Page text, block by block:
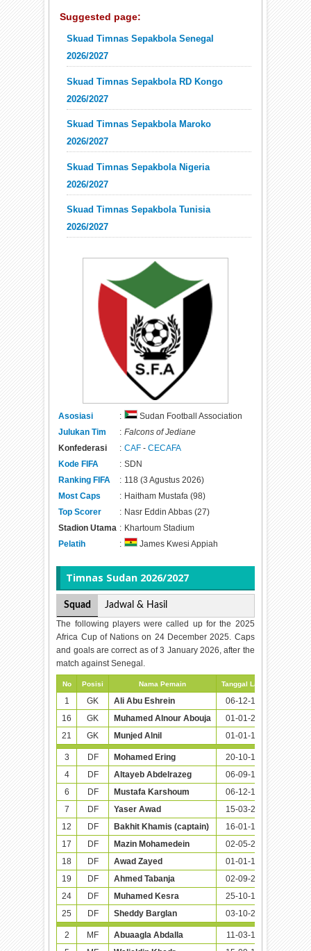
Suggested page:
Skuad Timnas Sepakbola Senegal
2026/2027
Skuad Timnas Sepakbola RD Kongo
2026/2027
Skuad Timnas Sepakbola Maroko
2026/2027
Skuad Timnas Sepakbola Nigeria
2026/2027
Skuad Timnas Sepakbola Tunisia
2026/2027
Asosiasi :
Sudan Football Association
Julukan Tim
: Falcons of Jediane
Konfederasi
: CAF -CECAFA
Kode FIFA
: SDN
Ranking FIFA
: 118 (3 Agustus 2026)
Most Caps
: Haitham Mustafa (98)
Top Scorer
: Nasr Eddin Abbas (27)
Stadion Utama : Khartoum Stadium
Pelatih
: James Kwesi Appiah
Timnas Sudan 2026/2027
Squad
Jadwal & Hasil
The following players were called up for the 2025
Africa Cup of Nations on 24 December 2025. Caps
and goals are correct as of 3 January 2026, after the
match against Senegal.
No Posisi Nama Pemain Tanggal Lahir (Umur)
1 GK Ali Abu Eshrein 06-12-1989 (36)
16
GK Muhamed Alnour Abouja 01-01-2000 (26)
21
GK Munjed Alnil 01-01-1996 (30)
3 DF Mohamed Ering 20-10-1997 (28)
4
DF Altayeb Abdelrazeg 06-09-1991 (34)
6
DF Mustafa Karshoum 06-12-1992 (33)
7
DF Yaser Awad 15-03-2005 (21)
12
DF Bakhit Khamis (captain) 16-01-1992 (34)
17
DF Mazin Mohamedein 02-05-2000 (25)
18
DF Awad Zayed 01-01-1993 (33)
19
DF Ahmed Tabanja 02-09-2000 (25)
24
DF Muhamed Kesra 25-10-1996 (29)
25
DF Sheddy Barglan 03-10-2002 (23)
2 MF Abuaagla Abdalla 11-03-1993 (33)